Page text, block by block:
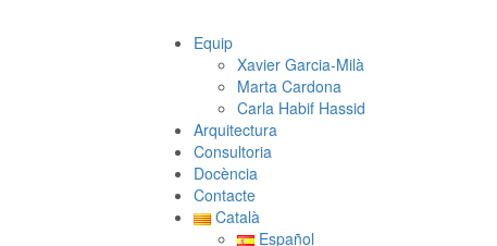
Equip
Xavier Garcia-Milà
Marta Cardona
Carla Habif Hassid
Arquitectura
Consultoria
Docència
Contacte
Català
Español